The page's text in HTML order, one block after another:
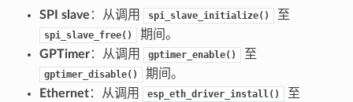
SPI slave ：从调用 spi_slave_initialize() 至
spi_slave_free()
期间。
GPTimer：从调用 gptimer_enable() 至
gptimer_disable()
期间。
Ethernet：从调用 esp_eth_driver_install() 至